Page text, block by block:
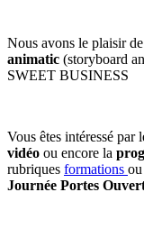
Nous avons le plaisir
animatic (storyboard
SWEET BUSINESS
Vous êtes intéressé par
vidéo ou encore la
rubriques formations
Journée Portes